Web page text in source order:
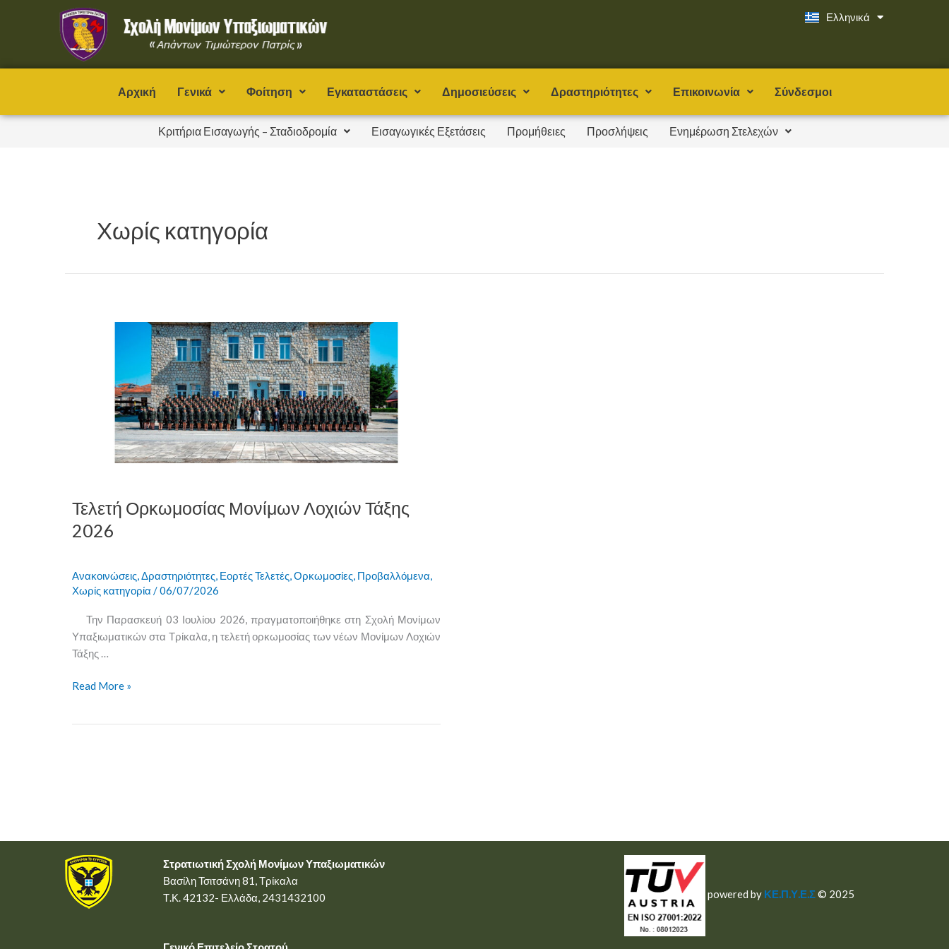
Ελληνικά
English
Αρχική Γενικά Φοίτηση Εγκαταστάσεις Δημοσιεύσεις Δραστηριότητες Επικοινωνία Σύνδεσμοι
Κριτήρια Εισαγωγής – Σταδιοδρομία Εισαγωγικές Εξετάσεις Προμήθειες Προσλήψεις Ενημέρωση Στελεχών
Χωρίς κατηγορία
Τελετή Ορκωμοσίας Μονίμων Λοχιών Τάξης
2026
Ανακοινώσεις Δραστηριότητες Εορτές Τελετές Ορκωμοσίες Προβαλλόμενα
Χωρίς κατηγορία /06/07/2026
Την Παρασκευή 03 Ιουλίου 2026, πραγματοποιήθηκε στη Σχολή Μονίμων
Υπαξιωματικών στα Τρίκαλα, η τελετή ορκωμοσίας των νέων Μονίμων Λοχιών
Τάξης …
Read More »
Στρατιωτική Σχολή Μονίμων Υπαξιωματικών
Βασίλη Τσιτσάνη 81, Τρίκαλα
Τ.Κ. 42132- Ελλάδα, 2431432100
powered by ΚΕ.Π.Υ.Ε.Σ© 2025